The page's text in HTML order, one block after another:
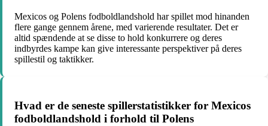
Mexicos og Polens fodboldlandshold har spillet mod hinanden
flere gange gennem årene, med varierende resultater. Det er
altid spændende at se disse to hold konkurrere og deres
indbyrdes kampe kan give interessante perspektiver på deres
spillestil og taktikker.
Hvad er de seneste spillerstatistikker for Mexicos
fodboldlandshold i forhold til Polens